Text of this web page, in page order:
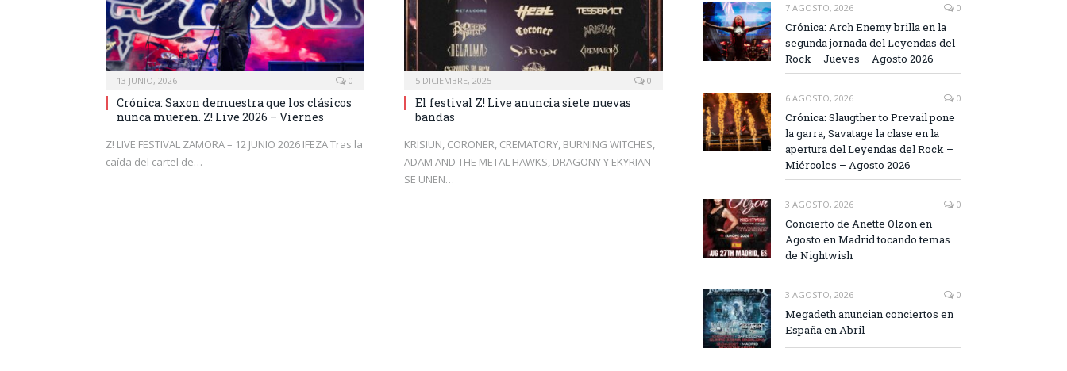
13 JUNIO, 2026 0
Crónica: Saxon demuestra que los clásicos
nunca mueren. Z! Live 2026 – Viernes
Z! LIVE FESTIVAL ZAMORA – 12 JUNIO 2026 IFEZA Tras la
caída del cartel de…
5 DICIEMBRE, 2025 0
El festival Z! Live anuncia siete nuevas
bandas
KRISIUN, CORONER, CREMATORY, BURNING WITCHES,
ADAM AND THE METAL HAWKS, DRAGONY Y EKYRIAN
SE UNEN…
7 AGOSTO, 2026 0
Crónica: Arch Enemy brilla en la
segunda jornada del Leyendas del
Rock – Jueves – Agosto 2026
6 AGOSTO, 2026 0
Crónica: Slaugther to Prevail pone
la garra, Savatage la clase en la
apertura del Leyendas del Rock –
Miércoles – Agosto 2026
3 AGOSTO, 2026 0
Concierto de Anette Olzon en
Agosto en Madrid tocando temas
de Nightwish
3 AGOSTO, 2026 0
Megadeth anuncian conciertos en
España en Abril